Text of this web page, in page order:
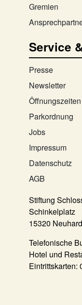
Gremien
Service
Presse
Newsletter
Öffnungszeiten
Parkordnung
Jobs
Impressum
Datenschutz
AGB
Stiftung
Schinkelplatz
15320
Telefonische
Hotel und
Eintrittskarten: